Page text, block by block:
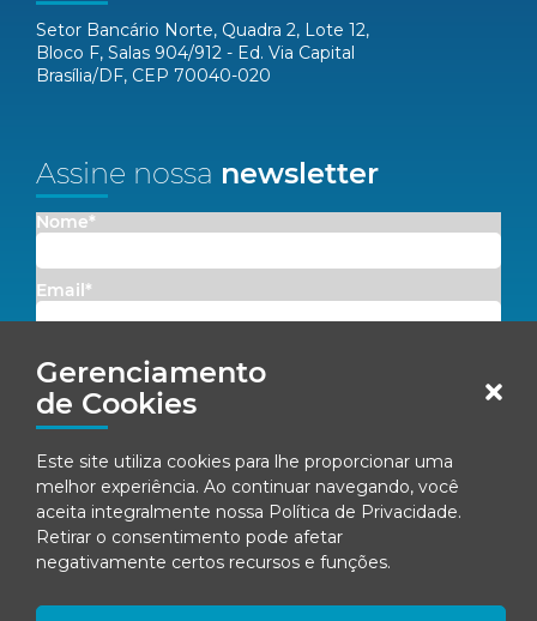
Gerenciamento
de Cookies
Este site utiliza cookies para lhe proporcionar uma
melhor experiência. Ao continuar navegando, você
aceita integralmente nossa Política de Privacidade.
Retirar o consentimento pode afetar
negativamente certos recursos e funções.
Setor Bancário Norte, Quadra 2, Lote 12,
Bloco F, Salas 904/912 - Ed. Via Capital
Brasília/DF, CEP 70040-020
Assine nossa newsletter
Nome*
Email*
Concordo em receber comunicações da Fenacon.
Ao se inscrever, você concorda com nossaPolítica de Privacidade
© Fenacon 2026